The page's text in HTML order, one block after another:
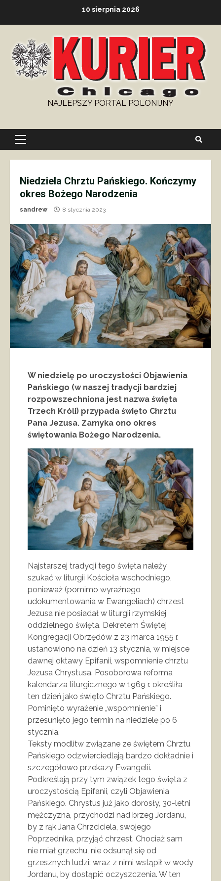
10 sierpnia 2026
NAJLEPSZY PORTAL POLONIJNY
Primary
Niedziela Chrztu Pańskiego. Kończymy
okres Bożego Narodzenia
sandrew 8 stycznia 2023
W niedzielę po uroczystości Objawienia
Pańskiego (w naszej tradycji bardziej
rozpowszechniona jest nazwa święta
Trzech Króli) przypada święto Chrztu
Pana Jezusa. Zamyka ono okres
świętowania Bożego Narodzenia.
Najstarszej tradycji tego święta należy
szukać w liturgii Kościoła wschodniego,
ponieważ (pomimo wyraźnego
udokumentowania w Ewangeliach) chrzest
Jezusa nie posiadał w liturgii rzymskiej
oddzielnego święta. Dekretem Świętej
Kongregacji Obrzędów z 23 marca 1955 r.
ustanowiono na dzień 13 stycznia, w miejsce
dawnej oktawy Epifanii, wspomnienie chrztu
Jezusa Chrystusa. Posoborowa reforma
kalendarza liturgicznego w 1969 r. określiła
ten dzień jako święto Chrztu Pańskiego.
Pominięto wyrażenie „wspomnienie” i
przesunięto jego termin na niedzielę po 6
stycznia.
Teksty modlitw związane ze świętem Chrztu
Pańskiego odzwierciedlają bardzo dokładnie i
szczegółowo przekazy Ewangelii.
Podkreślają przy tym związek tego święta z
uroczystością Epifanii, czyli Objawienia
Pańskiego. Chrystus już jako dorosły, 30-letni
mężczyzna, przychodzi nad brzeg Jordanu,
by z rąk Jana Chrzciciela, swojego
Poprzednika, przyjąć chrzest. Chociaż sam
nie miał grzechu, nie odsunął się od
grzesznych ludzi: wraz z nimi wstąpił w wody
Jordanu, by dostąpić oczyszczenia. W ten